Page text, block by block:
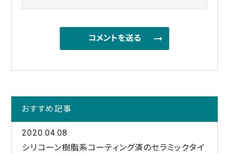
おすすめ記事
2020.04.08
シリコーン樹脂系コーティング済のセラミックタイ